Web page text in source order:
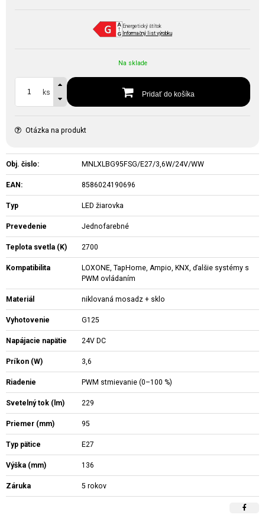
Energetický štítok
Informačný list výrobku
Na sklade
ks Pridať do košíka
Otázka na produkt
Obj. čislo: MNLXLBG95FSG/E27/3,6W/24V/WW
EAN: 8586024190696
Typ LED žiarovka
Prevedenie Jednofarebné
Teplota svetla (K) 2700
Kompatibilita
LOXONE, TapHome, Ampio, KNX, ďalšie systémy s
PWM ovládaním
Materiál niklovaná mosadz + sklo
Vyhotovenie G125
Napájacie napätie 24V DC
Príkon (W) 3,6
Riadenie PWM stmievanie (0–100 %)
Svetelný tok (lm) 229
Priemer (mm) 95
Typ pätice E27
Výška (mm) 136
Záruka 5 rokov